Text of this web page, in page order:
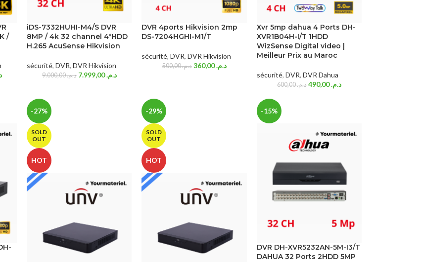
/
iDS-7332HUHI-M4/S DVR
8MP / 4k 32 channel 4*HDD
H.265 AcuSense Hikvision
sécurité, DVR, DVR Hikvision
د.م.9.000,00 د.م.7.999,00
DVR 4ports Hikvision 2mp
DS-7204HGHI-M1/T
sécurité, DVR, DVR Hikvision
د.م.500,00 د.م.360,00
Xvr 5mp dahua 4 Ports DH-
XVR1B04H-I/T 1HDD
WizSense Digital video |
Meilleur Prix au Maroc
sécurité, DVR, DVR Dahua
د.م.600,00 د.م.490,00
-27%
SOLD
OUT
HOT
-29%
SOLD
OUT
HOT
-15%
DVR DH-XVR5232AN-5M-I3/T
DAHUA 32 Ports 2HDD 5MP